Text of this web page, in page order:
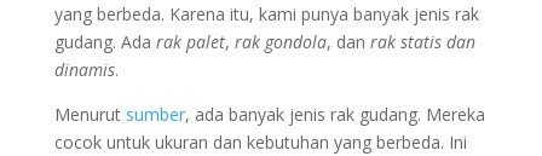
yang berbeda. Karena itu, kami punya banyak jenis rak
gudang. Ada rak palet, rak gondola, dan rak statis dan
dinamis.
Menurut sumber, ada banyak jenis rak gudang. Mereka
cocok untuk ukuran dan kebutuhan yang berbeda. Ini